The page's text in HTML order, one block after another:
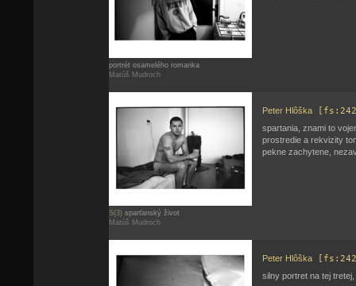
portrét osamelého romanka
Matúš Mudroch
S(3) sparťanský život
Matúš Mudroch
Peter Hlôška
spartania, znami to
prostredie a rekvizity
pekne zachytene,
Peter Hlôška
silny portret na tej